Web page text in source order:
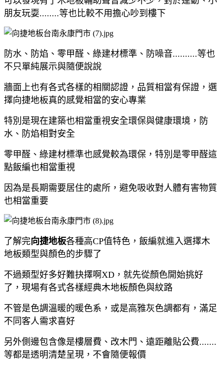
朋友玩耍........等也比較不用擔心吵到樓下
防水、防焰、零甲醛、綠建材標準、防噪音..........等也
不只單純展示與隨便說說
牆面上也有各式各樣的相關認證，品質相當有保證，選
擇向捷地板真的感覺相當的安心專業
特別是現在建築也相當重視安全環保與健康環境，防
水、防焰相對安全
零甲醛、綠建材標準也感覺較為環保，特別是零甲醛這
點飯編也相當重視
因為是長期需要居住的處所，避免吸收對人體有害物質
也相當重要
了解完向捷地板各種高CP值特色，飯編就進入選擇木
地板類型與顏色的步驟了
不過類型好多好難抉擇啊XD，就先從顏色開始挑好
了，現場有各式各樣經典木地板顏色與紋路
不管是色調溫暖的暖色系，或是高雅灰色調都有，滿足
不同客人需求喜好
另外側邊包含像是樓層費、改木門、遠距離貼公費.......
等都是透明清楚呈現，不會隨便報價